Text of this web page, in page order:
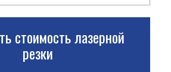
стоимость лазерной
резки